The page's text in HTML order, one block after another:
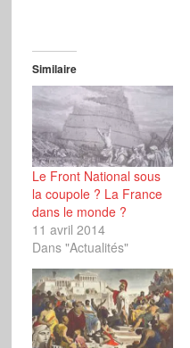
Similaire
Le Front National sous
la coupole ? La France
dans le monde ?
11 avril 2014
Dans "Actualités"